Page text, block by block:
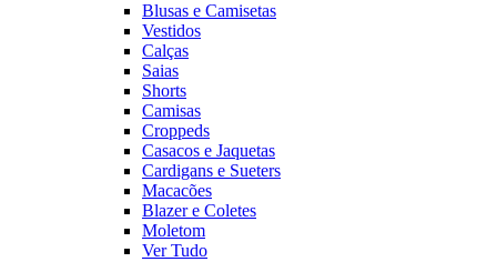
Blusas e Camisetas
Vestidos
Calças
Saias
Shorts
Camisas
Croppeds
Casacos e Jaquetas
Cardigans e Sueters
Macacões
Blazer e Coletes
Moletom
Ver Tudo